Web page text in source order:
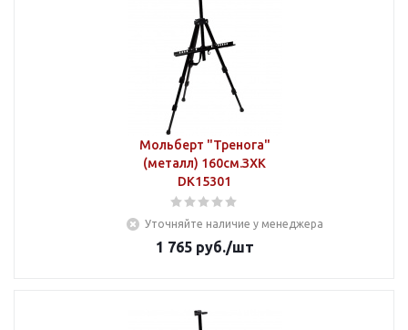
Мольберт "Тренога"
(металл) 160см.ЗХК
DK15301
Уточняйте наличие у менеджера
1 765руб./шт